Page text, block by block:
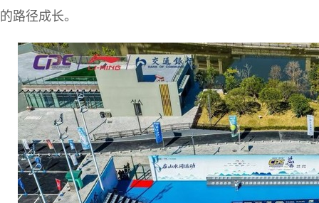
的路径成长。